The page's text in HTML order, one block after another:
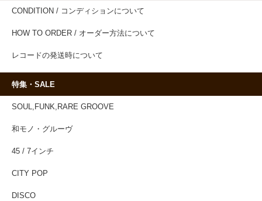
CONDITION / コンディションについて
HOW TO ORDER / オーダー方法について
レコードの発送時について
特集・SALE
SOUL,FUNK,RARE GROOVE
和モノ・グルーヴ
45 / 7インチ
CITY POP
DISCO